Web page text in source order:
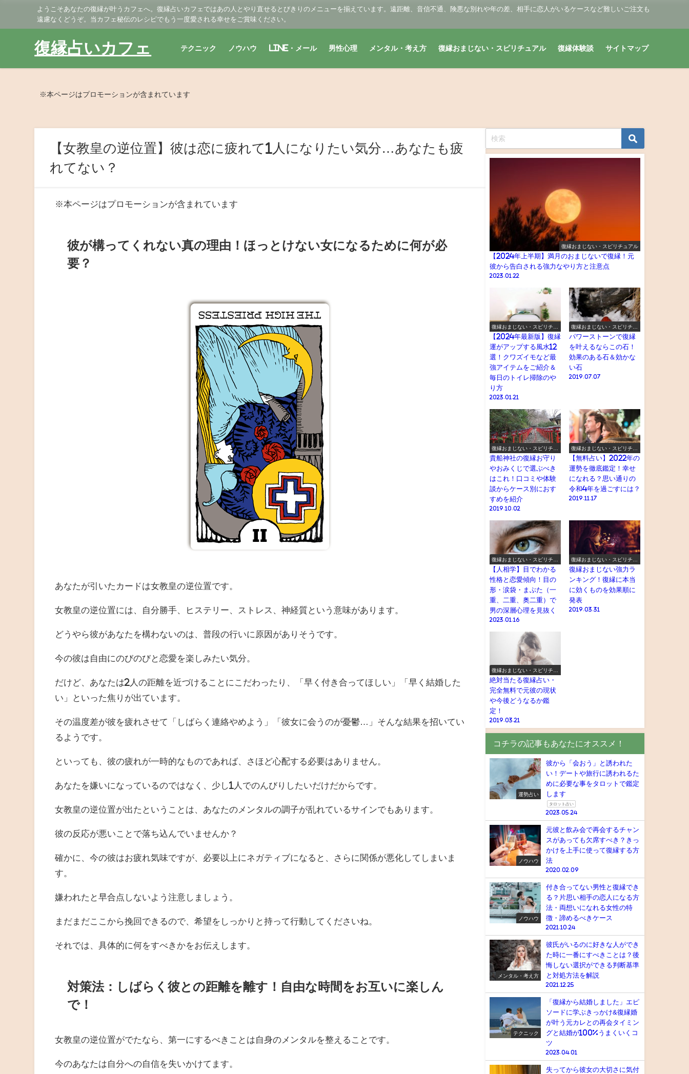
ようこそあなたの復縁が叶うカフェへ。復縁占いカフェではあの人とやり直せるとびきりのメニューを揃えています。遠距離、音信不通、険悪な別れや年の差、相手に恋人がいるケースなど難しいご注文も
遠慮なくどうぞ。当カフェ秘伝のレシピでもう一度愛される幸せをご賞味ください。
復縁占いカフェ テクニック ノウハウ LINE・メール 男性心理 メンタル・考え方 復縁おまじない・スピリチュアル 復縁体験談 サイトマップ
※本ページはプロモーションが含まれています
【女教皇の逆位置】彼は恋に疲れて1人になりたい気分…あなたも疲
れてない？
※本ページはプロモーションが含まれています
彼が構ってくれない真の理由！ほっとけない女になるために何が必
要？
あなたが引いたカードは女教皇の逆位置です。
女教皇の逆位置には、自分勝手、ヒステリー、ストレス、神経質という意味があります。
どうやら彼があなたを構わないのは、普段の行いに原因がありそうです。
今の彼は自由にのびのびと恋愛を楽しみたい気分。
だけど、あなたは2人の距離を近づけることにこだわったり、「早く付き合ってほしい」「早く結婚した
い」といった焦りが出ています。
その温度差が彼を疲れさせて「しばらく連絡やめよう」「彼女に会うのが憂鬱…」そんな結果を招いてい
るようです。
といっても、彼の疲れが一時的なものであれば、さほど心配する必要はありません。
あなたを嫌いになっているのではなく、少し1人でのんびりしたいだけだからです。
女教皇の逆位置が出たということは、あなたのメンタルの調子が乱れているサインでもあります。
彼の反応が悪いことで落ち込んでいませんか？
確かに、今の彼はお疲れ気味ですが、必要以上にネガティブになると、さらに関係が悪化してしまいま
す。
嫌われたと早合点しないよう注意しましょう。
まだまだここから挽回できるので、希望をしっかりと持って行動してくださいね。
それでは、具体的に何をすべきかをお伝えします。
対策法：しばらく彼との距離を離す！自由な時間をお互いに楽しん
で！
女教皇の逆位置がでたなら、第一にするべきことは自身のメンタルを整えることです。
今のあなたは自分への自信を失いかけてます。
復縁おまじない・スピリチュアル
【2024年上半期】満月のおまじないで復縁！元
彼から告白される強力なやり方と注意点
2023.01.22
復縁おまじない・スピリチュ
アル
【2024年最新版】復縁
運がアップする風水12
選！クワズイモなど最
強アイテムをご紹介＆
毎日のトイレ掃除のや
り方
2023.01.21
復縁おまじない・スピリチュ
アル
パワーストーンで復縁
を叶えるならこの石！
効果のある石＆効かな
い石
2019.07.07
復縁おまじない・スピリチュ
アル
貴船神社の復縁お守り
やおみくじで選ぶべき
はこれ！口コミや体験
談からケース別におす
すめを紹介
2019.10.02
復縁おまじない・スピリチュ
アル
【無料占い】2022年の
運勢を徹底鑑定！幸せ
になれる？思い通りの
令和4年を過ごすには？
2019.11.17
復縁おまじない・スピリチュ
アル
【人相学】目でわかる
性格と恋愛傾向！目の
形・涙袋・まぶた（一
重、二重、奥二重）で
男の深層心理を見抜く
2023.01.16
復縁おまじない・スピリチュ
アル
復縁おまじない強力ラ
ンキング！復縁に本当
に効くものを効果順に
発表
2019.03.31
復縁おまじない・スピリチュ
アル
絶対当たる復縁占い・
完全無料で元彼の現状
や今後どうなるか鑑
定！
2019.03.21
コチラの記事もあなたにオススメ！
運勢占い
彼から「会おう」と誘われた
い！デートや旅行に誘われるた
めに必要な事をタロットで鑑定
します
タロット占い
2023.05.24
ノウハウ
元彼と飲み会で再会するチャン
スがあっても欠席すべき？きっ
かけを上手に使って復縁する方
法
2020.02.09
ノウハウ
付き合ってない男性と復縁でき
る？片思い相手の恋人になる方
法・両想いになれる女性の特
徴・諦めるべきケース
2021.10.24
メンタル・考え方
彼氏がいるのに好きな人ができ
た時に一番にすべきことは？後
悔しない選択ができる判断基準
と対処方法を解説
2021.12.25
テクニック
「復縁から結婚しました」エピ
ソードに学ぶきっかけ&復縁婚
が叶う元カレとの再会タイミン
グと結婚が100%うまくいくコ
ツ
2023.04.01
失ってから彼女の大切さに気付